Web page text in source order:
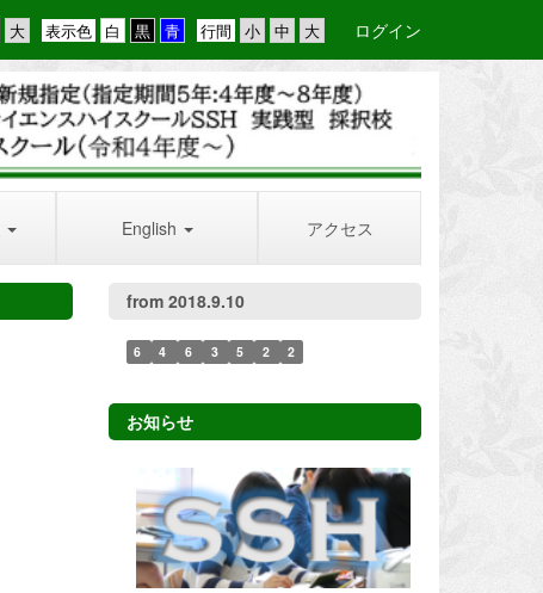
行間
表示色 ログイン
English アクセス
from 2018.9.10
6 4 6 3 5 2 2
お知らせ